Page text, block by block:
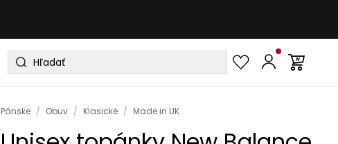
Pánske / Obuv / Klasické / Made in UK